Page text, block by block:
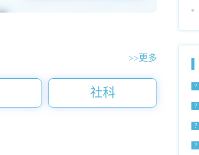
>>更多
社科